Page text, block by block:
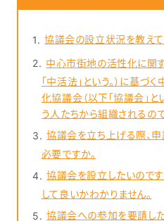
協議会の設立状況を教えて
中心市街地の活性化に関
「中活法」という。）に基づ
化協議会（以下「協議会」と
う人たちから組織されるので
協議会を立ち上げる際、
必要ですか。
協議会を設立したいので
して良いかわかりません。
協議会への参加を要請し